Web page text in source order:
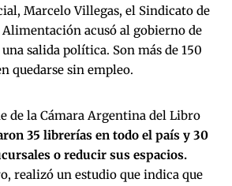
Marcelo Villegas, el Sindicato de
Alimentación acusó al gobierno de
salida política. Son más de 150
quedarse sin empleo.
de la Cámara Argentina del Libro
35 librerías en todo el país y 30
o reducir sus espacios.
realizó un estudio que indica que